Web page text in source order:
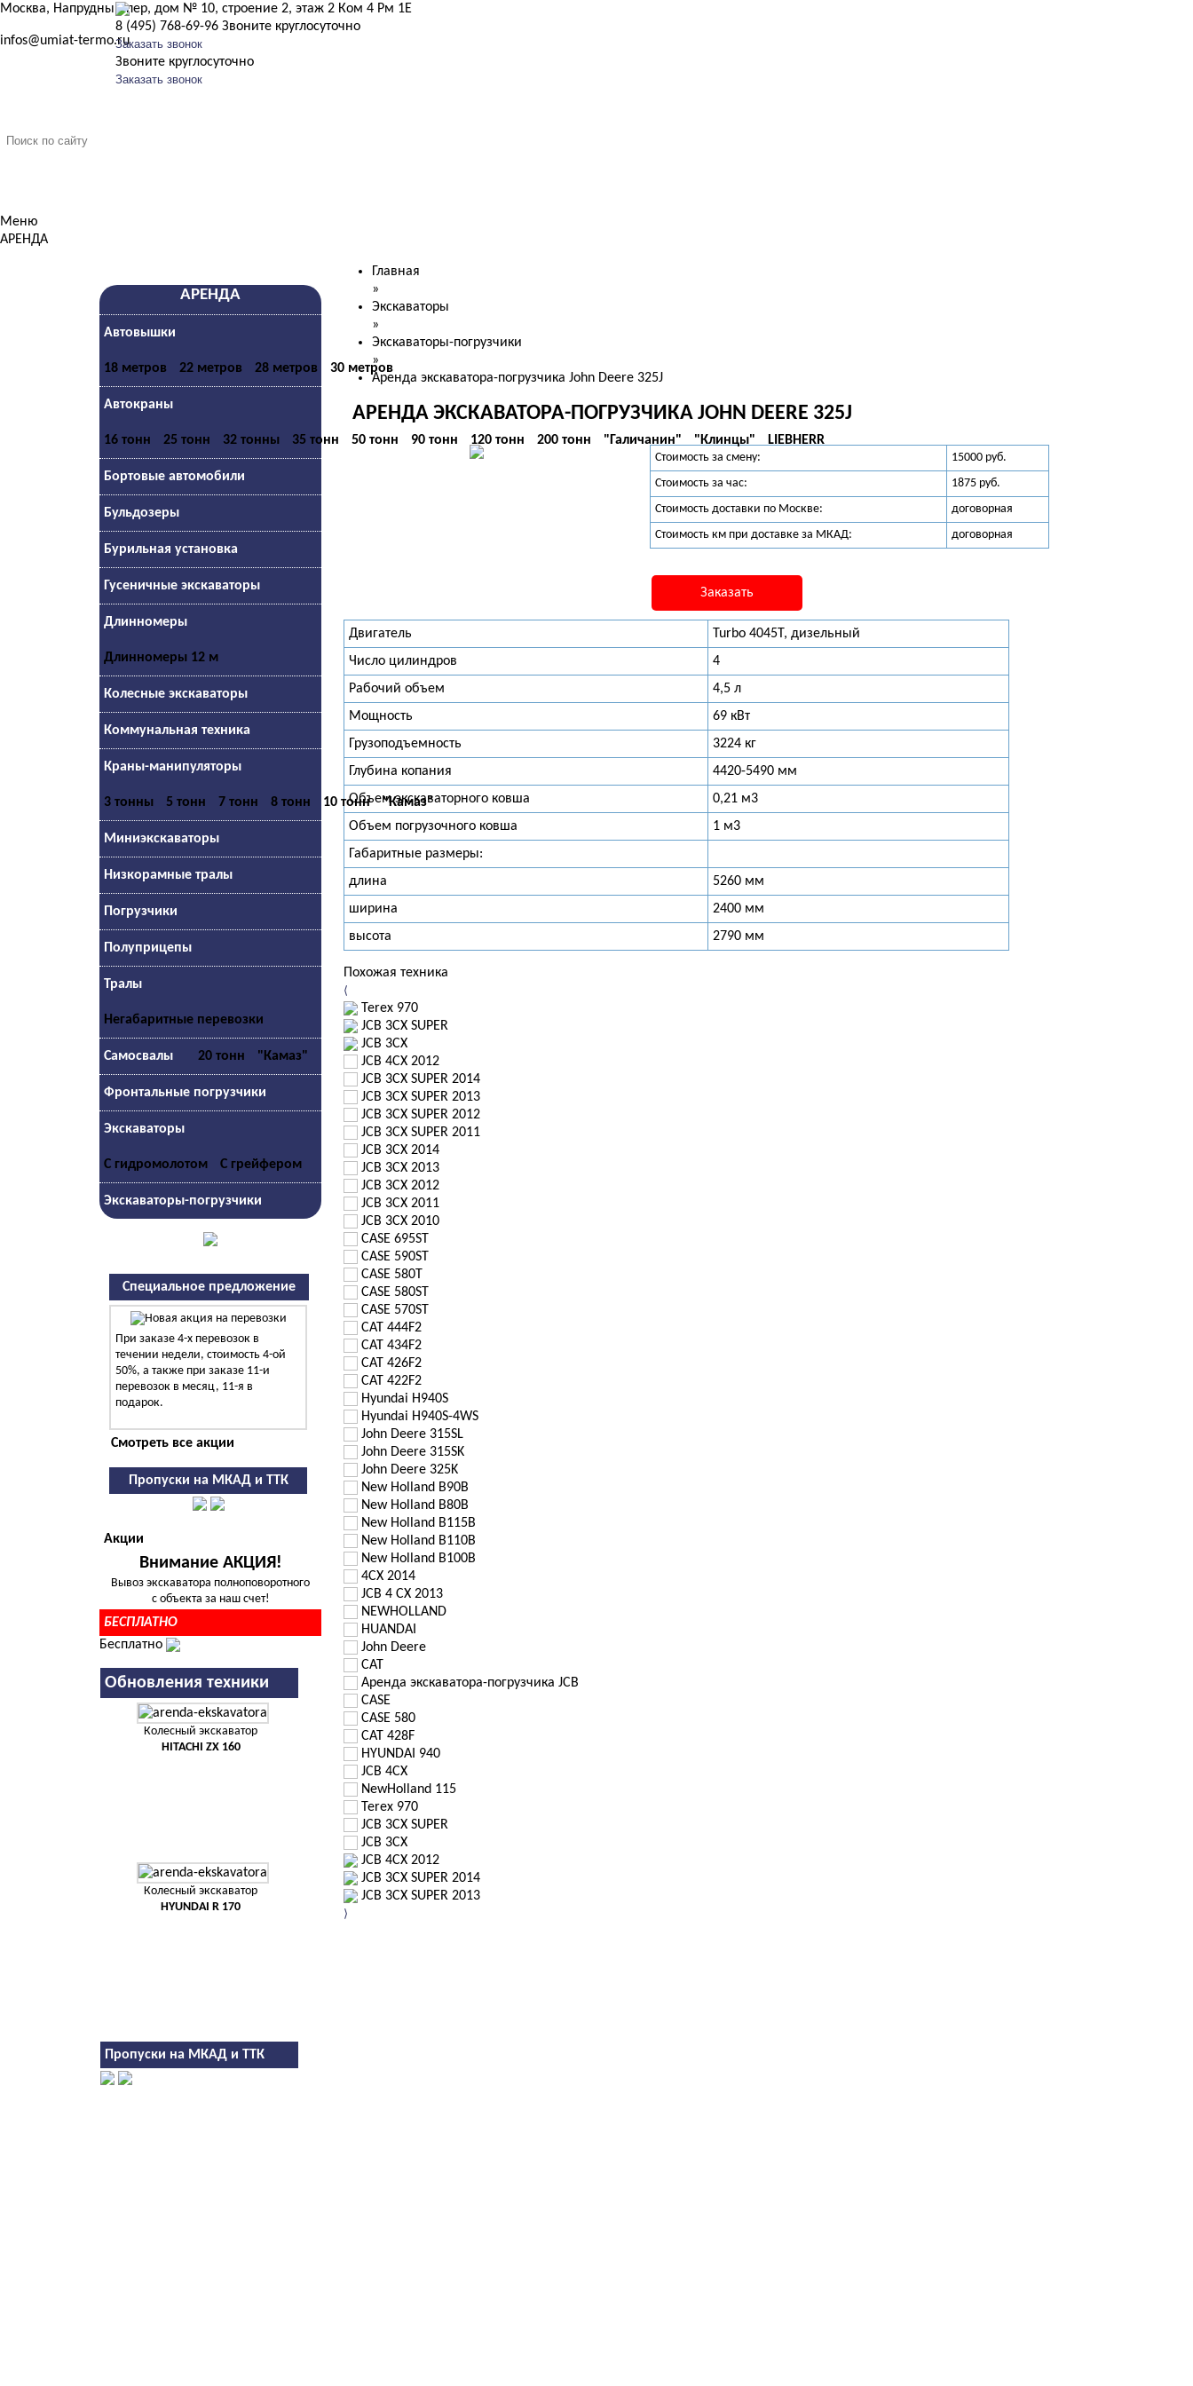
Москва, Напрудный пер, дом № 10, строение 2, этаж 2 Ком 4 Рм 1Е
infos@umiat-termo.ru
8 (495) 768-69-96 Звоните круглосуточно
Заказать звонок
Звоните круглосуточно
Заказать звонок
Меню
АРЕНДА
АРЕНДА
Автовышки
18 метров 22 метров 28 метров 30 метров
Автокраны
16 тонн 25 тонн 32 тонны 35 тонн 50 тонн 90 тонн 120 тонн 200 тонн "Галичанин" "Клинцы" LIEBHERR
Бортовые автомобили
Бульдозеры
Бурильная установка
Гусеничные экскаваторы
Длинномеры
Длинномеры 12 м
Колесные экскаваторы
Коммунальная техника
Краны-манипуляторы
3 тонны 5 тонн 7 тонн 8 тонн 10 тонн "Камаз"
Миниэкскаваторы
Низкорамные тралы
Погрузчики
Полуприцепы
Тралы
Негабаритные перевозки
Самосвалы 20 тонн "Камаз"
Фронтальные погрузчики
Экскаваторы
С гидромолотом С грейфером
Экскаваторы-погрузчики
Специальное предложение
При заказе 4-х перевозок в
течении недели, стоимость 4-ой
50%, а также при заказе 11-и
перевозок в месяц, 11-я в
подарок.
Смотреть все акции
Пропуски на МКАД и ТТК
Акции
Внимание АКЦИЯ!
Вывоз экскаватора полноповоротного
с объекта за наш счет!
БЕСПЛАТНО
Бесплатно
Обновления техники
Колесный экскаватор
HITACHI ZX 160
Колесный экскаватор
HYUNDAI R 170
Пропуски на МКАД и ТТК
Главная
»
Экскаваторы
»
Экскаваторы-погрузчики
»
Аренда экскаватора-погрузчика John Deere 325J
АРЕНДА ЭКСКАВАТОРА-ПОГРУЗЧИКА JOHN DEERE 325J
Стоимость за смену:
15000 руб.
Стоимость за час:
1875 руб.
Стоимость доставки по Москве:
договорная
Стоимость км при доставке за МКАД:
договорная
Заказать
Двигатель
Turbo 4045Т, дизельный
Число цилиндров
4
Рабочий объем
4,5 л
Мощность
69 кВт
Грузоподъемность
3224 кг
Глубина копания
4420-5490 мм
Объем экскаваторного ковша
0,21 м3
Объем погрузочного ковша
1 м3
Габаритные размеры:
длина
5260 мм
ширина
2400 мм
высота
2790 мм
Похожая техника
⟨
Terex 970
JCB 3CX SUPER
JCB 3CX
JCB 4CX 2012
JCB 3CX SUPER 2014
JCB 3CX SUPER 2013
JCB 3CX SUPER 2012
JCB 3CX SUPER 2011
JCB 3CX 2014
JCB 3CX 2013
JCB 3CX 2012
JCB 3CX 2011
JCB 3CX 2010
CASE 695ST
CASE 590ST
CASE 580T
CASE 580ST
CASE 570ST
CAT 444F2
CAT 434F2
CAT 426F2
CAT 422F2
Hyundai H940S
Hyundai H940S-4WS
John Deere 315SL
John Deere 315SK
John Deere 325K
New Holland B90B
New Holland B80B
New Holland B115B
New Holland B110B
New Holland B100B
4CX 2014
JCB 4 CX 2013
NEWHOLLAND
HUANDAI
John Deere
CAT
Аренда экскаватора-погрузчика JCB
CASE
CASE 580
CAT 428F
HYUNDAI 940
JCB 4CX
NewHolland 115
Terex 970
JCB 3CX SUPER
JCB 3CX
JCB 4CX 2012
JCB 3CX SUPER 2014
JCB 3CX SUPER 2013
⟩